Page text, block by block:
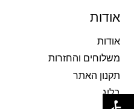
אודות
אודות
משלוחים והחזרות
תקנון האתר
בלוג
פתח סרגל